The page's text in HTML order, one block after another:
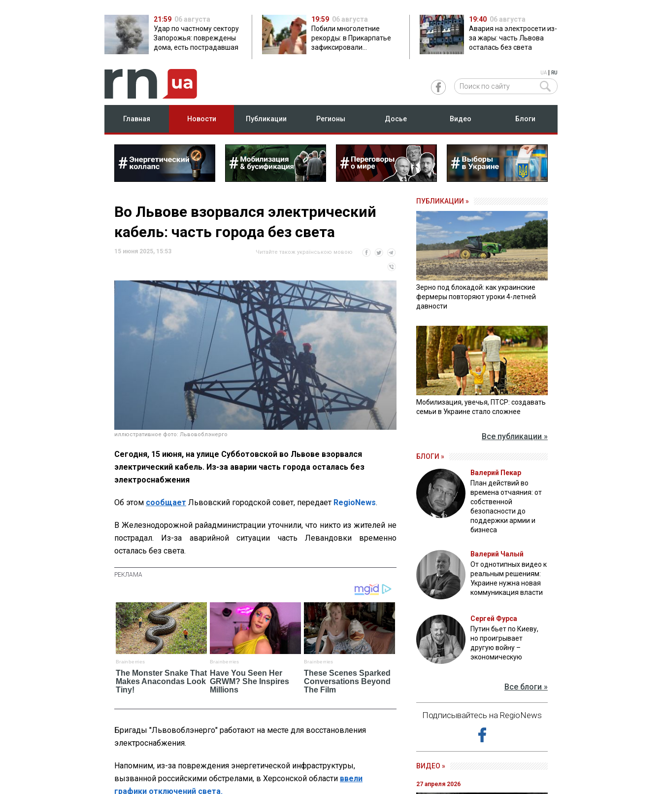
21:59 06 августа
Удар по частному сектору
Запорожья: повреждены
дома, есть пострадавшая
19:59 06 августа
Побили многолетние
рекорды: в Прикарпатье
зафиксировали
19:40 06 августа
Авария на электросети из-
за жары: часть Львова
осталась без света
UA RU
Главная Новости Публикации Регионы Досье Видео Блоги
Во Львове взорвался электрический
кабель: часть города без света
15 июня 2025, 15:53 Читайте також українською мовою
иллюстративное фото: Львовоблэнерго
Сегодня, 15 июня, на улице Субботовской во Львове взорвался
электрический кабель. Из-за аварии часть города осталась без
электроснабжения
Об этом сообщает Львовский городской совет, передает RegioNews.
В Железнодорожной райадминистрации уточнили, что никто из жителей не
пострадал. Из-за аварийной ситуации часть Левандовки временно
осталась без света.
Бригады "Львовоблэнерго" работают на месте для восстановления
электроснабжения.
Напомним, из-за повреждения энергетической инфраструктуры,
вызванной российскими обстрелами, в Херсонской области ввели
графики отключений света.
ПУБЛИКАЦИИ »
Зерно под блокадой: как украинские
фермеры повторяют уроки 4-летней
давности
Мобилизация, увечья, ПТСР: создавать
семьи в Украине стало сложнее
Все публикации »
БЛОГИ »
Валерий Пекар
План действий во
времена отчаяния: от
собственной
безопасности до
поддержки армии и
бизнеса
Валерий Чалый
От однотипных видео к
реальным решениям:
Украине нужна новая
коммуникация власти
Сергей Фурса
Путин бьет по Киеву,
но проигрывает
другую войну –
экономическую
Все блоги »
Подписывайтесь на RegioNews
ВИДЕО »
27 апреля 2026